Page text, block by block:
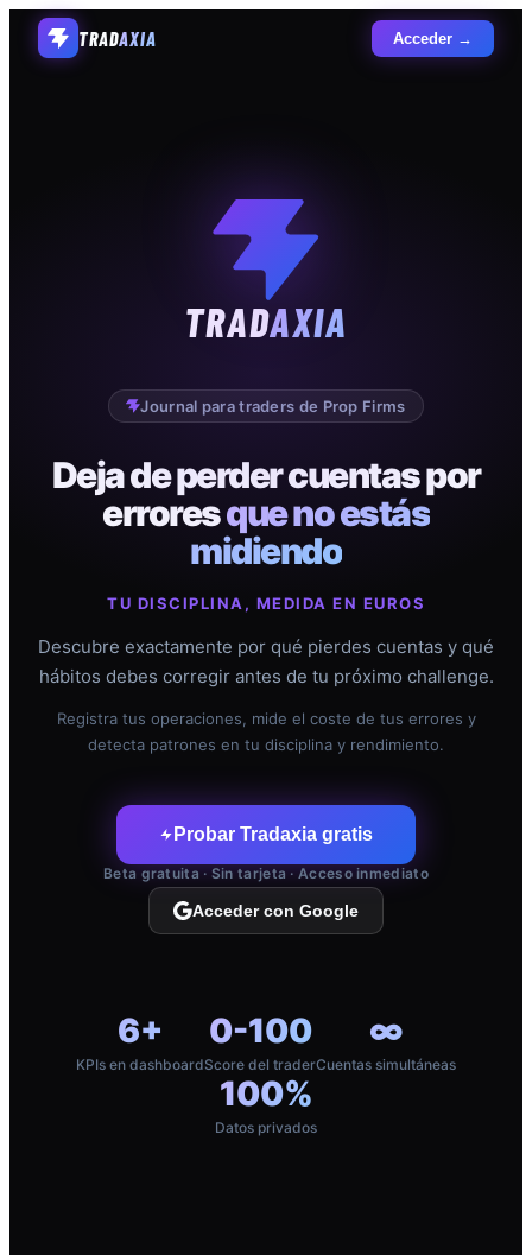
TRADAXIA Acceder →
TRADAXIA
Journal para traders de Prop Firms
Deja de perder cuentas por
erroresque no estás
midiendo
TU DISCIPLINA, MEDIDA EN EUROS
Descubre exactamente por qué pierdes cuentas y qué
hábitos debes corregir antes de tu próximo challenge.
Registra tus operaciones, mide el coste de tus errores y
detecta patrones en tu disciplina y rendimiento.
Probar Tradaxia gratis
Beta gratuita · Sin tarjeta · Acceso inmediato
Acceder con Google
6+
KPIs en dashboard
0-100
Score del trader
∞
Cuentas simultáneas
100%
Datos privados